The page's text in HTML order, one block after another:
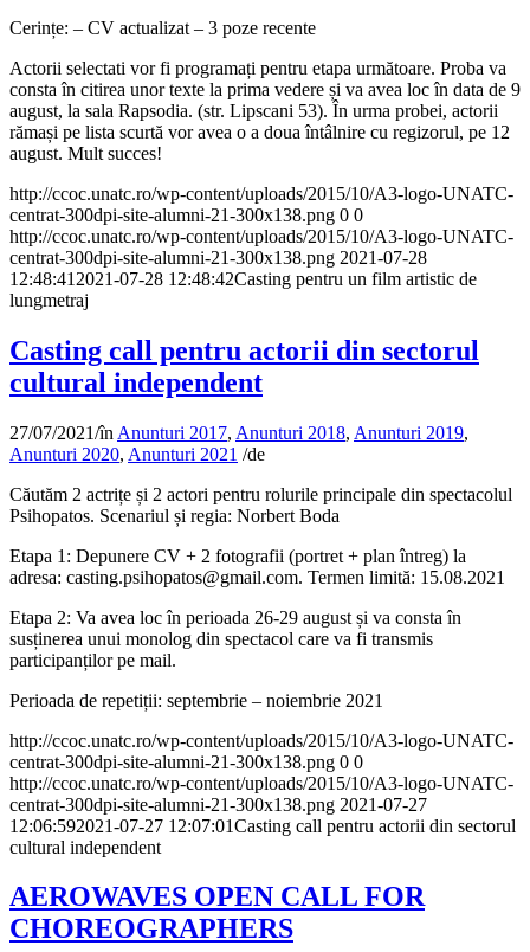
Cerințe: – CV actualizat – 3 poze recente
Actorii selectati vor fi programați pentru etapa următoare. Proba va
consta în citirea unor texte la prima vedere și va avea loc în data de 9
august, la sala Rapsodia. (str. Lipscani 53). În urma probei, actorii
rămași pe lista scurtă vor avea o a doua întâlnire cu regizorul, pe 12
august. Mult succes!
http://ccoc.unatc.ro/wp-content/uploads/2015/10/A3-logo-UNATC-
centrat-300dpi-site-alumni-21-300x138.png 0 0
http://ccoc.unatc.ro/wp-content/uploads/2015/10/A3-logo-UNATC-
centrat-300dpi-site-alumni-21-300x138.png 2021-07-28
12:48:41 2021-07-28 12:48:42Casting pentru un film artistic de
lungmetraj
Casting call pentru actorii din sectorul
cultural independent
27/07/2021/în Anunturi 2017, Anunturi 2018, Anunturi 2019,
Anunturi 2020, Anunturi 2021 /de
Căutăm 2 actrițe și 2 actori pentru rolurile principale din spectacolul
Psihopatos. Scenariul și regia: Norbert Boda
Etapa 1: Depunere CV + 2 fotografii (portret + plan întreg) la
adresa: casting.psihopatos@gmail.com. Termen limită: 15.08.2021
Etapa 2: Va avea loc în perioada 26-29 august și va consta în
susținerea unui monolog din spectacol care va fi transmis
participanților pe mail.
Perioada de repetiții: septembrie – noiembrie 2021
http://ccoc.unatc.ro/wp-content/uploads/2015/10/A3-logo-UNATC-
centrat-300dpi-site-alumni-21-300x138.png 0 0
http://ccoc.unatc.ro/wp-content/uploads/2015/10/A3-logo-UNATC-
centrat-300dpi-site-alumni-21-300x138.png 2021-07-27
12:06:592021-07-27 12:07:01Casting call pentru actorii din sectorul
cultural independent
AEROWAVES OPEN CALL FOR
CHOREOGRAPHERS